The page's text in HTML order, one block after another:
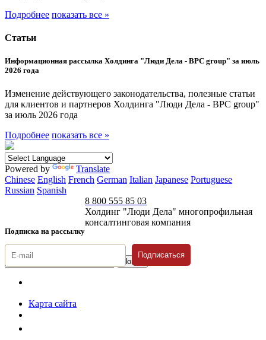
Подробнее показать все »
Статьи
Информационная рассылка Холдинга "Люди Дела - BPC group" за июль
2026 года
Изменение действующего законодательства, полезные статьи
для клиентов и партнеров Холдинга "Люди Дела - BPC group"
за июль 2026 года
Подробнее показать все »
Powered by
Translate
Chinese English French German Italian Japanese Portuguese
Russian Spanish
Подписка на рассылку
8 800 555 85 03
Холдинг "Люди Дела" многопрофильная
консалтинговая компания
Подписаться
Карта сайта